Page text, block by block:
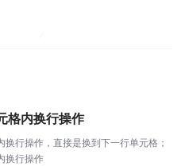
格内换行操作
行操作，直接是换到下一行单元格；
换行操作